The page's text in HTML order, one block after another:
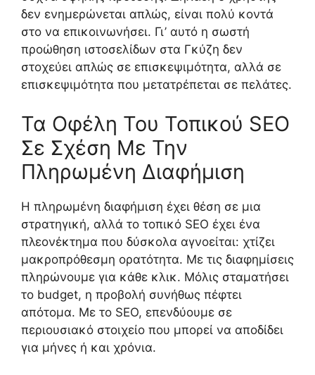
δεν ενημερώνεται απλώς, είναι πολύ κοντά
στο να επικοινωνήσει. Γι’ αυτό η σωστή
προώθηση ιστοσελίδων στα Γκύζη δεν
στοχεύει απλώς σε επισκεψιμότητα, αλλά σε
επισκεψιμότητα που μετατρέπεται σε πελάτες.
Τα Οφέλη Του Τοπικού SEO
Σε Σχέση Με Την
Πληρωμένη Διαφήμιση
Η πληρωμένη διαφήμιση έχει θέση σε μια
στρατηγική, αλλά το τοπικό SEO έχει ένα
πλεονέκτημα που δύσκολα αγνοείται: χτίζει
μακροπρόθεσμη ορατότητα. Με τις διαφημίσεις
πληρώνουμε για κάθε κλικ. Μόλις σταματήσει
το budget, η προβολή συνήθως πέφτει
απότομα. Με το SEO, επενδύουμε σε
περιουσιακό στοιχείο που μπορεί να αποδίδει
για μήνες ή και χρόνια.